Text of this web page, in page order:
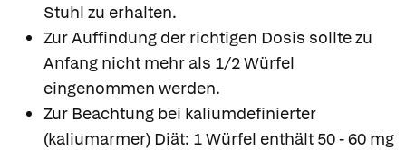
Stuhl zu erhalten.
Zur Auffindung der richtigen Dosis sollte zu
Anfang nicht mehr als 1/2 Würfel
eingenommen werden.
Zur Beachtung bei kaliumdefinierter
(kaliumarmer) Diät: 1 Würfel enthält 50 - 60 mg